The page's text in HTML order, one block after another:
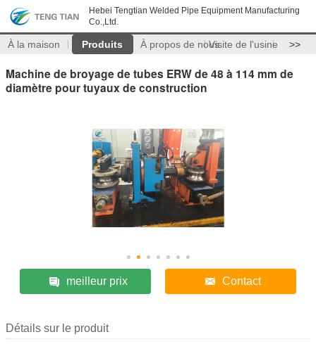
Hebei Tengtian Welded Pipe Equipment Manufacturing
Co.,Ltd.
À la maison Produits À propos de nousVisite de l'usine >>
Machine de broyage de tubes ERW de 48 à 114 mm de
diamètre pour tuyaux de construction
meilleur prix Contact
Détails sur le produit